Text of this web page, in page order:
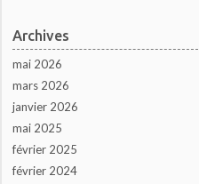
Archives
mai 2026
mars 2026
janvier 2026
mai 2025
février 2025
février 2024